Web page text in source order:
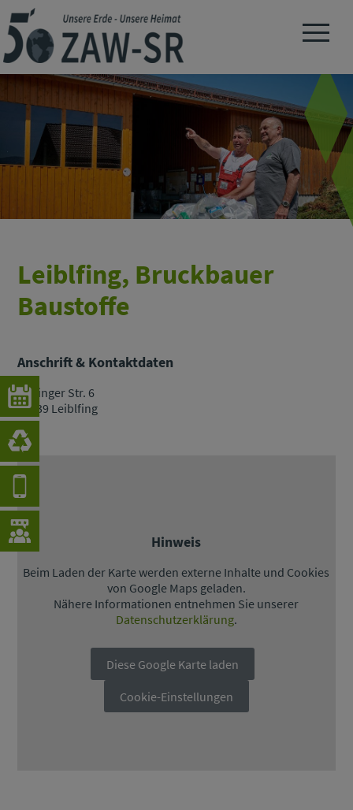
Navigation
Leiblfing, Bruckbauer
Baustoffe
Anschrift & Kontaktdaten
Hailinger Str. 6
94339 Leiblfing
Hinweis
Beim Laden der Karte werden externe Inhalte und Cookies
von Google Maps geladen.
Nähere Informationen entnehmen Sie unserer
Datenschutzerklärung.
Diese Google Karte laden
Cookie-Einstellungen